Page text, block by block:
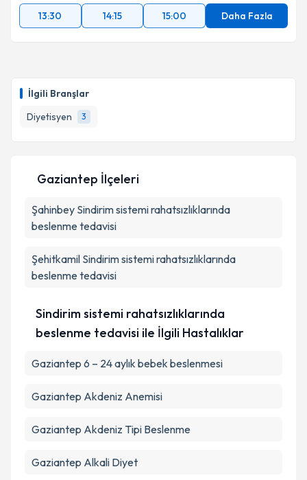
İlgili Branşlar
Diyetisyen
3
13:30 14:15 15:00 Daha Fazla
Gaziantep İlçeleri
Şahinbey Sindirim sistemi rahatsızlıklarında
beslenme tedavisi
Şehitkamil Sindirim sistemi rahatsızlıklarında
beslenme tedavisi
Sindirim sistemi rahatsızlıklarında
beslenme tedavisi ile İlgili Hastalıklar
Gaziantep 6 – 24 aylık bebek beslenmesi
Gaziantep Akdeniz Anemisi
Gaziantep Akdeniz Tipi Beslenme
Gaziantep Alkali Diyet